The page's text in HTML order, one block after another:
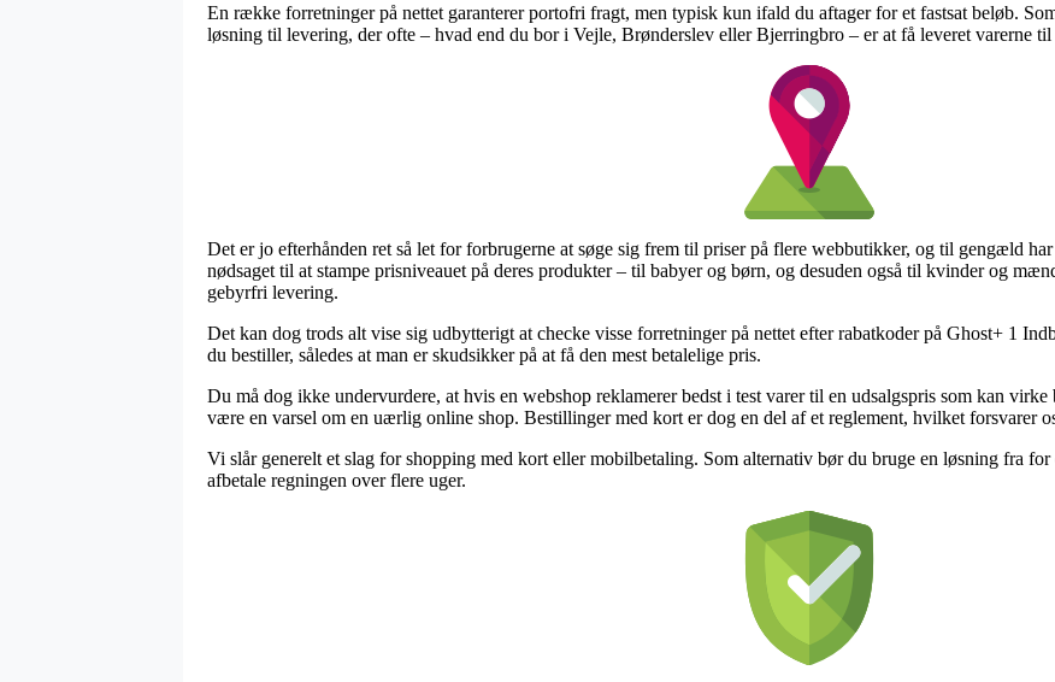
En række forretninger på nettet garanterer portofri fragt, men typisk kun ifald du aftager for et fastsat beløb.
løsning til levering, der ofte – hvad end du bor i Vejle, Brønderslev eller Bjerringbro – er at få leveret varerne til
Det er jo efterhånden ret så let for forbrugerne at søge sig frem til priser på flere webbutikker, og til gengæld
nødsaget til at stampe prisniveauet på deres produkter – til babyer og børn, og desuden også til kvinder og
gebyrfri levering.
Det kan dog trods alt vise sig udbytterigt at checke visse forretninger på nettet efter rabatkoder på Ghost+ 1
du bestiller, således at man er skudsikker på at få den mest betalelige pris.
Du må dog ikke undervurdere, at hvis en webshop reklamerer bedst i test varer til en udsalgspris som kan
være en varsel om en uærlig online shop. Bestillinger med kort er dog en del af et reglement, hvilket forsvarer
Vi slår generelt et slag for shopping med kort eller mobilbetaling. Som alternativ bør du bruge en løsning fra
afbetale regningen over flere uger.